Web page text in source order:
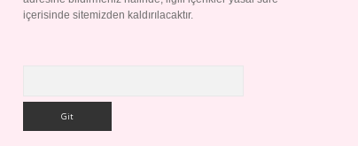
içerisinde sitemizden kaldırılacaktır.